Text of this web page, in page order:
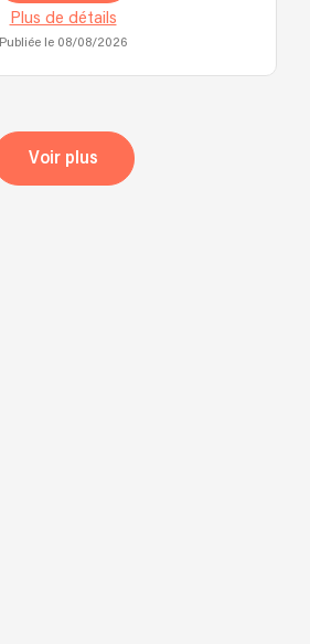
Plus de détails
Publiée le 08/08/2026
Voir plus